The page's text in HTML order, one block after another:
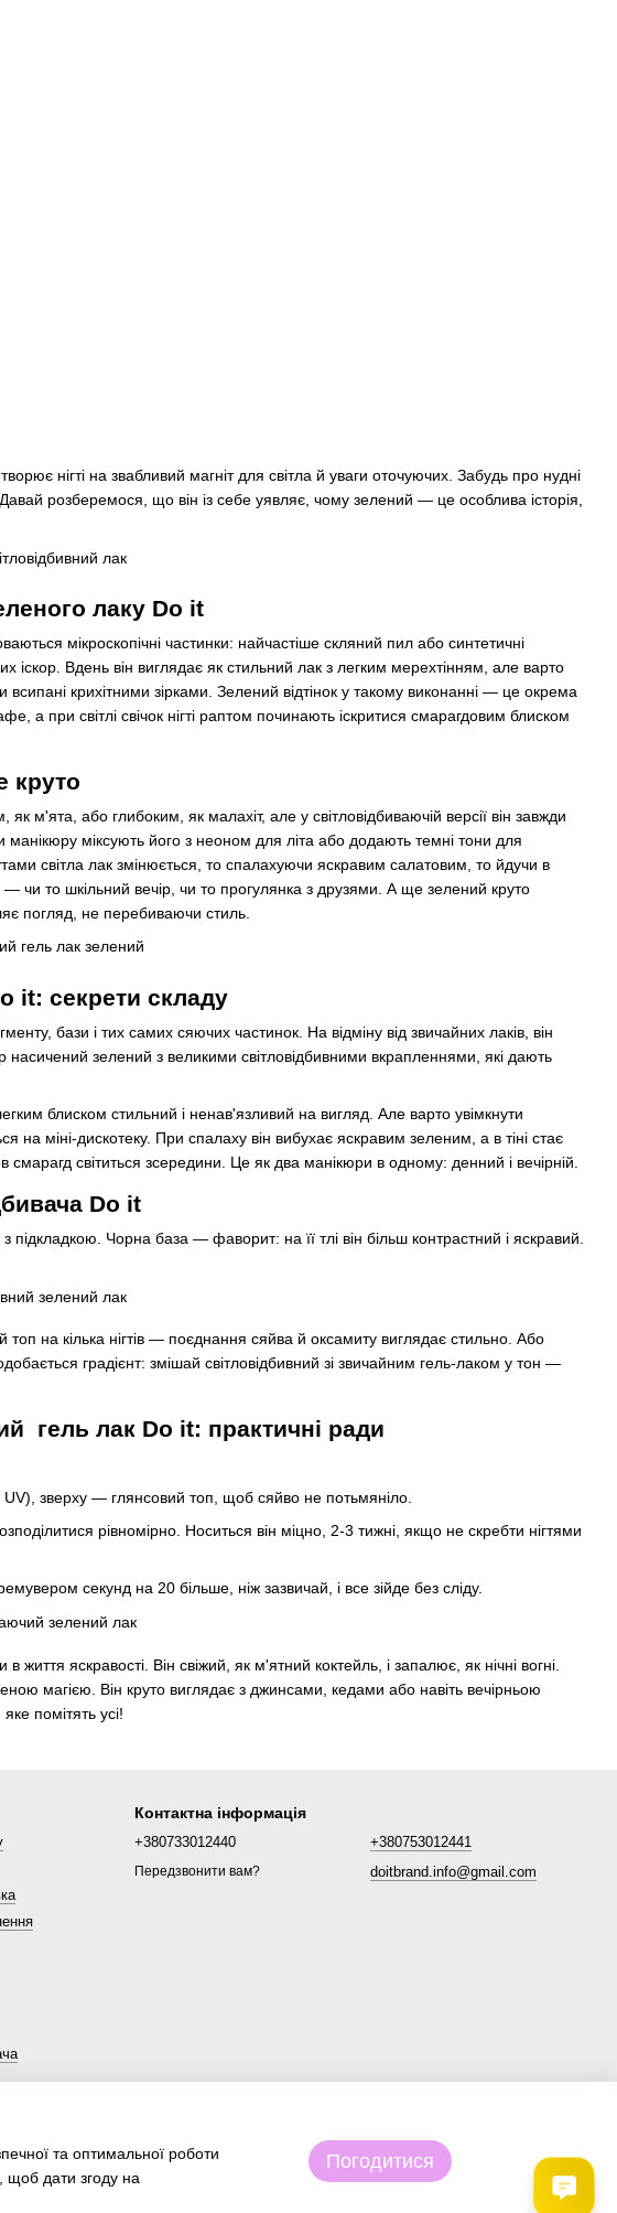
нігті на звабливий магніт для світла й уваги оточуючих. Забудь про нудні
розберемося, що він із себе уявляє, чому зелений — це особлива історія,
лаку Do it
мікроскопічні частинки: найчастіше скляний пил або синтетичні
іскор. Вдень він виглядає як стильний лак з легким мерехтінням, але варто
крихітними зірками. Зелений відтінок у такому виконанні — це окрема
а при світлі свічок нігті раптом починають іскритися смарагдовим блиском
круто
м'ята, або глибоким, як малахіт, але у світловідбиваючій версії він завжди
міксують його з неоном для літа або додають темні тони для
світла лак змінюється, то спалахуючи яскравим салатовим, то йдучи в
чи то шкільний вечір, чи то прогулянка з друзями. А ще зелений круто
погляд, не перебиваючи стиль.
it: секрети складу
бази і тих самих сяючих частинок. На відміну від звичайних лаків, він
насичений зелений з великими світловідбивними вкрапленнями, які дають
блиском стильний і ненав'язливий на вигляд. Але варто увімкнути
на міні-дискотеку. При спалаху він вибухає яскравим зеленим, а в тіні стає
світиться зсередини. Це як два манікюри в одному: денний і вечірній.
Do it
Чорна база — фаворит: на її тлі він більш контрастний і яскравий.
на кілька нігтів — поєднання сяйва й оксамиту виглядає стильно. Або
градієнт: змішай світловідбивний зі звичайним гель-лаком у тон —
гель лак Do it: практичні ради
зверху — глянсовий топ, щоб сяйво не потьмяніло.
рівномірно. Носиться він міцно, 2-3 тижні, якщо не скребти нігтями
секунд на 20 більше, ніж зазвичай, і все зійде без сліду.
яскравості. Він свіжий, як м'ятний коктейль, і запалює, як нічні вогні.
магією. Він круто виглядає з джинсами, кедами або навіть вечірньою
помітять усі!
Контактна інформація
+380733012440
Передзвонити вам?
+380753012441
doitbrand.info@gmail.com
та оптимальної роботи
щоб дати згоду на
Погодитися